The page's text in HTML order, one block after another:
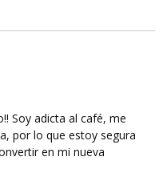
Soy adicta al café, me
por lo que estoy segura
en mi nueva